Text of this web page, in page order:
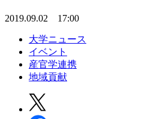
2019.09.02 17:00
大学ニュース
イベント
産官学連携
地域貢献